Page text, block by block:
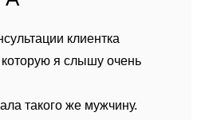
клиентка
которую я слышу очень
такого же мужчину.